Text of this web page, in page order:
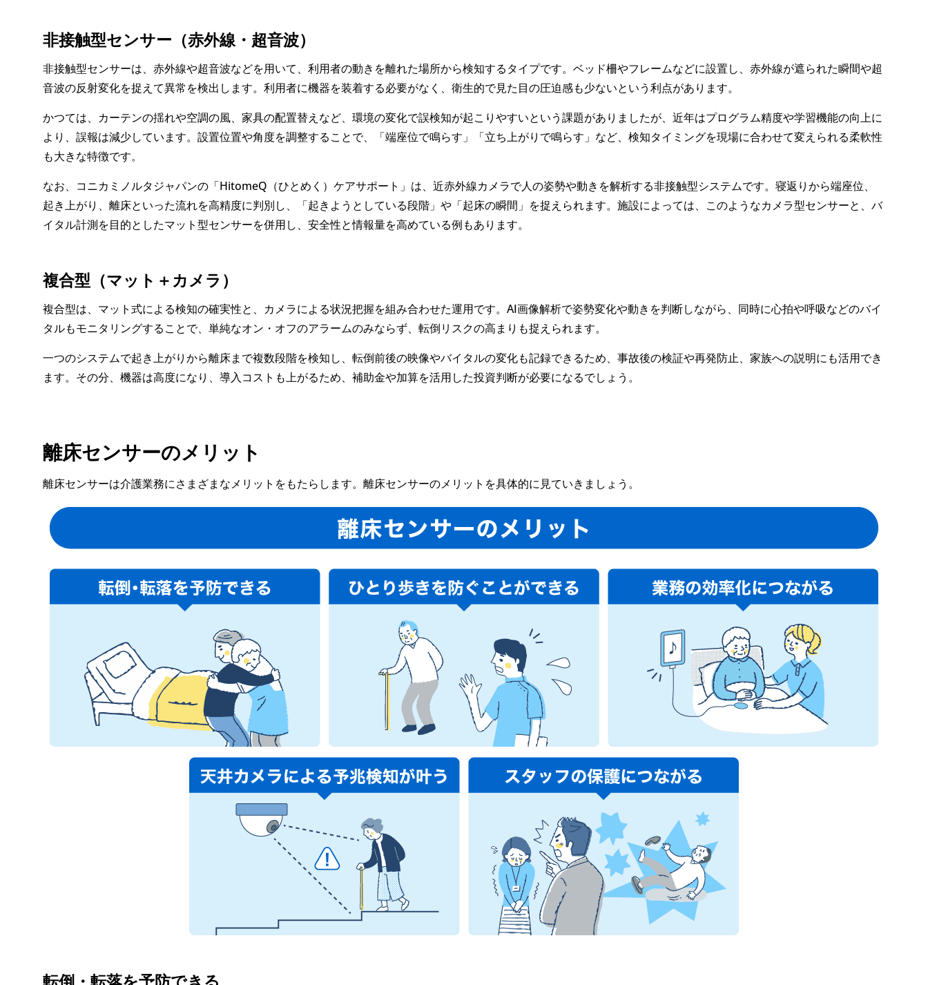
非接触型センサー（赤外線・超音波）
非接触型センサーは、赤外線や超音波などを用いて、利用者の動きを離れた場所から検知するタイプです。ベッド柵やフレームなどに設置し、赤外線が遮られた瞬間や超
音波の反射変化を捉えて異常を検出します。利用者に機器を装着する必要がなく、衛生的で見た目の圧迫感も少ないという利点があります。
かつては、カーテンの揺れや空調の風、家具の配置替えなど、環境の変化で誤検知が起こりやすいという課題がありましたが、近年はプログラム精度や学習機能の向上に
より、誤報は減少しています。設置位置や角度を調整することで、「端座位で鳴らす」「立ち上がりで鳴らす」など、検知タイミングを現場に合わせて変えられる柔軟性
も大きな特徴です。
なお、コニカミノルタジャパンの「HitomeQ（ひとめく）ケアサポート」は、近赤外線カメラで人の姿勢や動きを解析する非接触型システムです。寝返りから端座位、
起き上がり、離床といった流れを高精度に判別し、「起きようとしている段階」や「起床の瞬間」を捉えられます。施設によっては、このようなカメラ型センサーと、バ
イタル計測を目的としたマット型センサーを併用し、安全性と情報量を高めている例もあります。
複合型（マット＋カメラ）
複合型は、マット式による検知の確実性と、カメラによる状況把握を組み合わせた運用です。AI画像解析で姿勢変化や動きを判断しながら、同時に心拍や呼吸などのバイ
タルもモニタリングすることで、単純なオン・オフのアラームのみならず、転倒リスクの高まりも捉えられます。
一つのシステムで起き上がりから離床まで複数段階を検知し、転倒前後の映像やバイタルの変化も記録できるため、事故後の検証や再発防止、家族への説明にも活用でき
ます。その分、機器は高度になり、導入コストも上がるため、補助金や加算を活用した投資判断が必要になるでしょう。
離床センサーのメリット
離床センサーは介護業務にさまざまなメリットをもたらします。離床センサーのメリットを具体的に見ていきましょう。